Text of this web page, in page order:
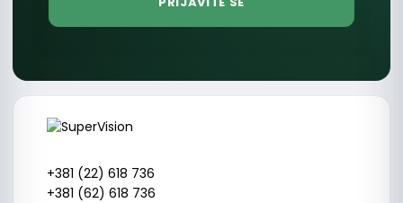
+381 (22) 618 736
+381 (62) 618 736